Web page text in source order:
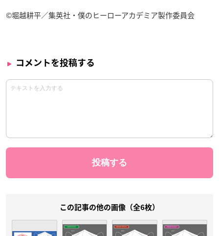
©堀越耕平／集英社・僕のヒーローアカデミア製作委員会
コメントを投稿する
この記事の他の画像（全6枚）